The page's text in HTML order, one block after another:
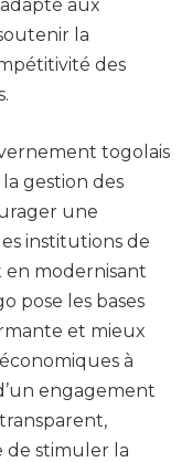
aux
la
des
togolais
gestion des
une
institutions de
en modernisant
pose les bases
et mieux
à
engagement
de stimuler la